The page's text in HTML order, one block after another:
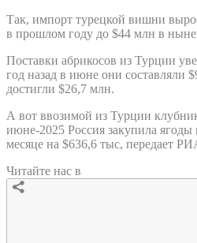
Так, импорт турецкой вишни
в прошлом году до $44 млн в
Поставки абрикосов из Турции
год назад в июне они составляли
достигли $26,7 млн.
А вот ввозимой из Турции
июне-2025 Россия закупила
месяце на $636,6 тыс, передает
Читайте нас в